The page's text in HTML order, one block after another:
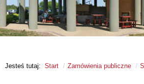
Jesteś tutaj: Start Zamówienia publiczne